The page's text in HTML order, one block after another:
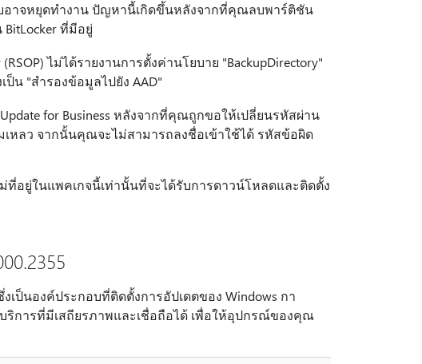
าจหยุดทํางาน ปัญหานี้เกิดขึ้นหลังจากที่คุณลบพาร์ติชัน
ที่มีอยู่
ไม่ได้รายงานการตั้งค่านโยบาย "BackupDirectory"
ป็น "สํารองข้อมูลไปยัง AAD"
for Business หลังจากที่คุณถูกขอให้เปลี่ยนรหัสผ่าน
หลว จากนั้นคุณจะไม่สามารถลงชื่อเข้าใช้ได้ รหัสข้อผิด
อยู่ในแพคเกจนี้เท่านั้นที่จะได้รับการดาวน์โหลดและติดตั้ง
ป็นองค์ประกอบที่ติดตั้งการอัปเดตของ Windows กา
ริการที่มีเสถียรภาพและเชื่อถือได้ เพื่อให้อุปกรณ์ของคุณ